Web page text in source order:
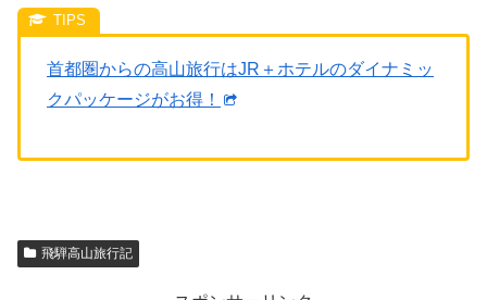
首都圏からの高山旅行はJR＋ホテルのダイナミッ
クパッケージがお得！
飛騨高山旅行記